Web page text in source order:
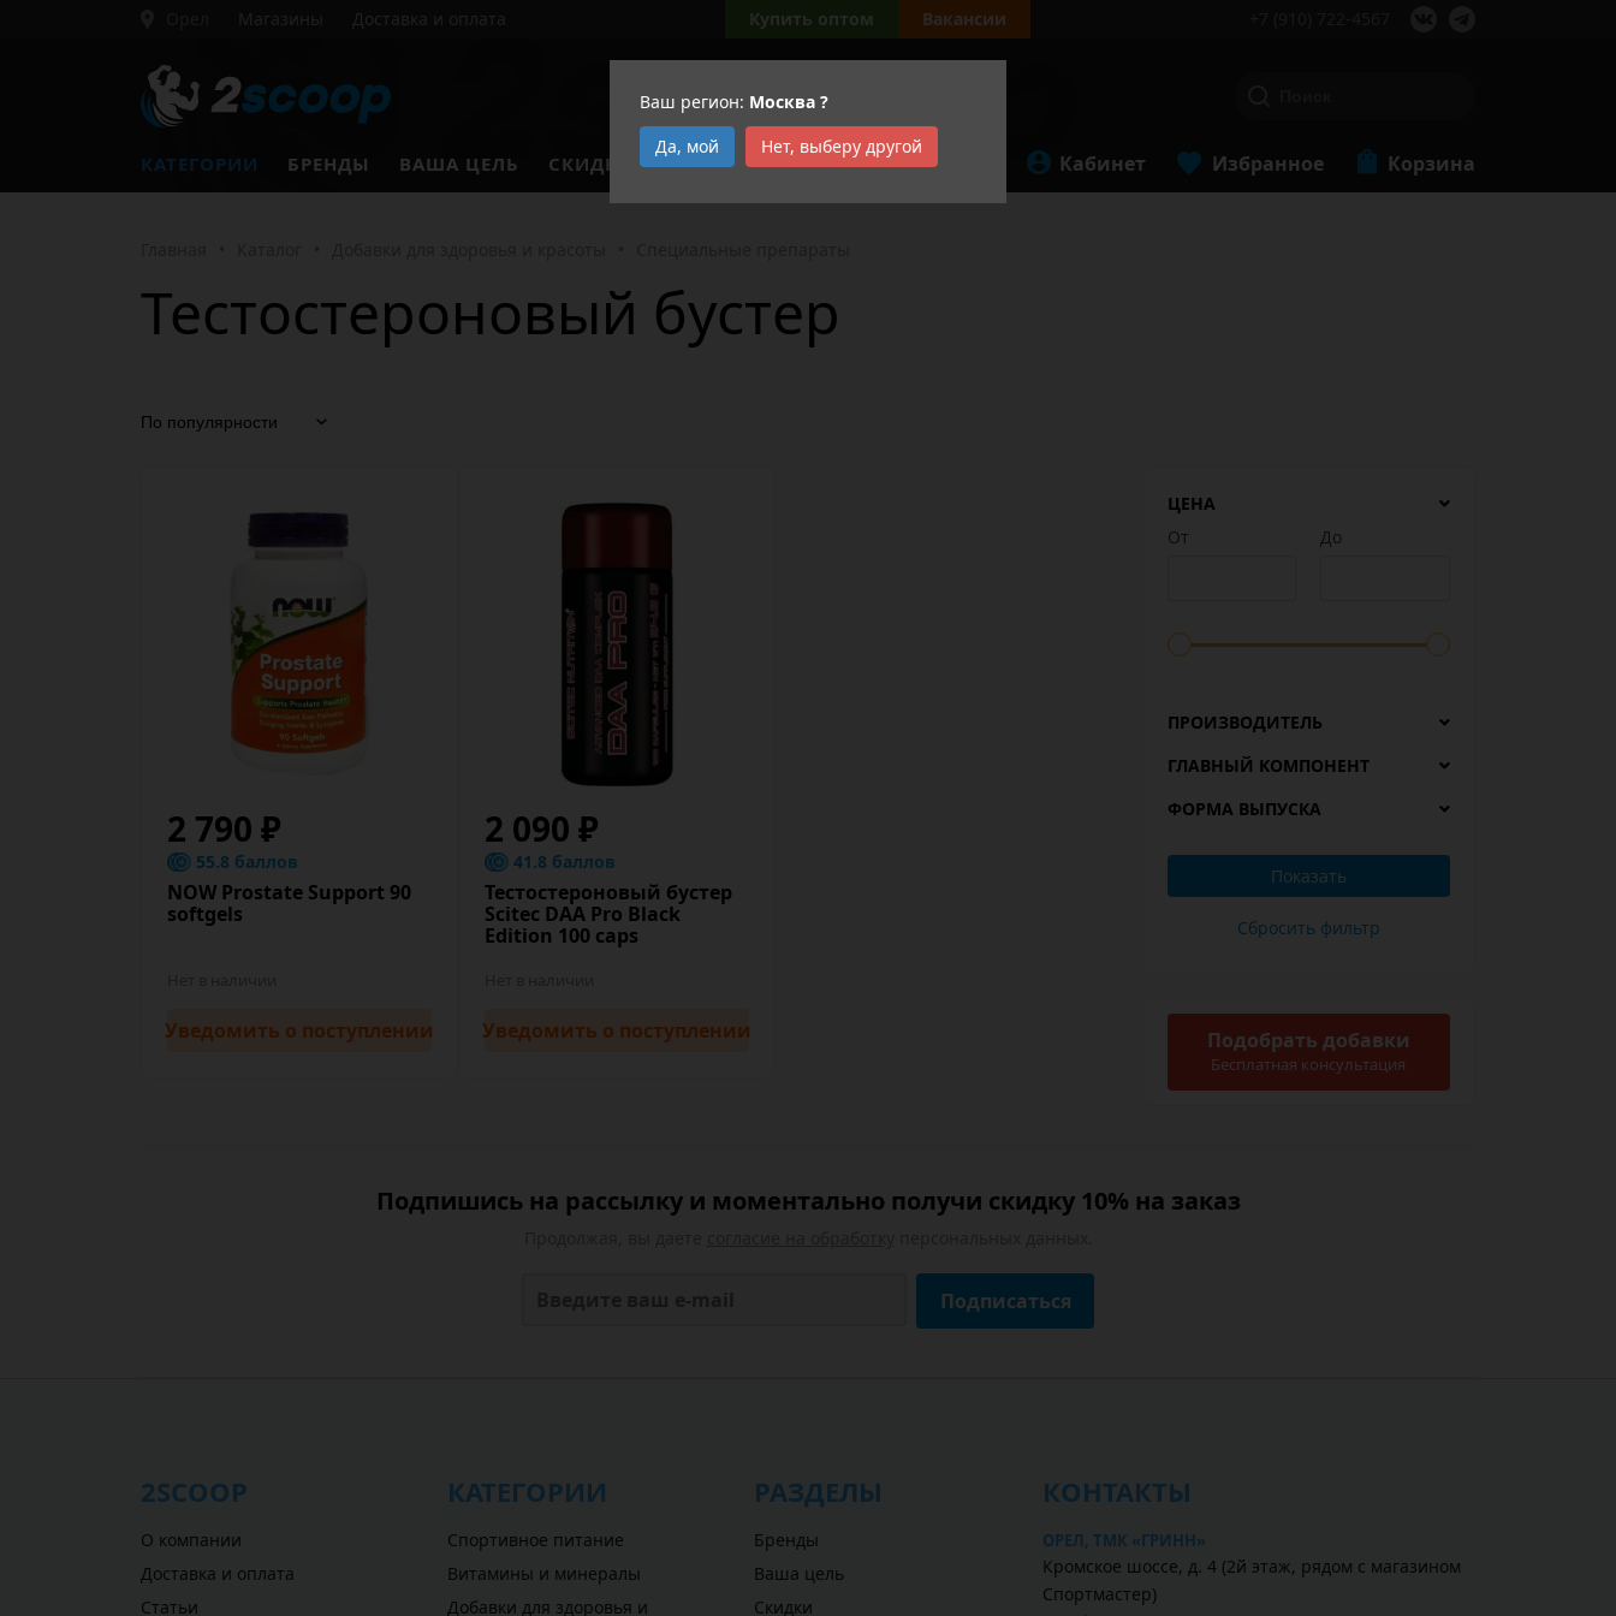
Ваш регион: Москва ?
Да, мой
Нет, выберу другой
Магазины Доставка и оплата Купить оптом Вакансии
КАТЕГОРИИ БРЕНДЫ ВАША ЦЕЛЬ СКИДКИ АКЦИИ Кабинет Избранное Корзина
Тестостероновый бустер
ЦЕНА
От
До
ПРОИЗВОДИТЕЛЬ
ГЛАВНЫЙ КОМПОНЕНТ
ФОРМА ВЫПУСКА
Подобрать добавки
Бесплатная консультация
2 790 ₽
55.8 баллов
NOW Prostate Support 90
softgels
Уведомить о поступлении
2 090 ₽
41.8 баллов
Тестостероновый бустер
Scitec DAA Pro Black
Edition 100 caps
Уведомить о поступлении
Подпишись на рассылку и моментально получи скидку 10% на заказ
Подписаться
2SCOOP
О компании
Доставка и оплата
Статьи
КАТЕГОРИИ
Спортивное питание
Витамины и минералы
Добавки для здоровья и
РАЗДЕЛЫ
Бренды
Ваша цель
Скидки
КОНТАКТЫ
ОРЕЛ, ТМК «ГРИНН»
Кромское шоссе, д. 4 (2й этаж, рядом с магазином
Спортмастер)